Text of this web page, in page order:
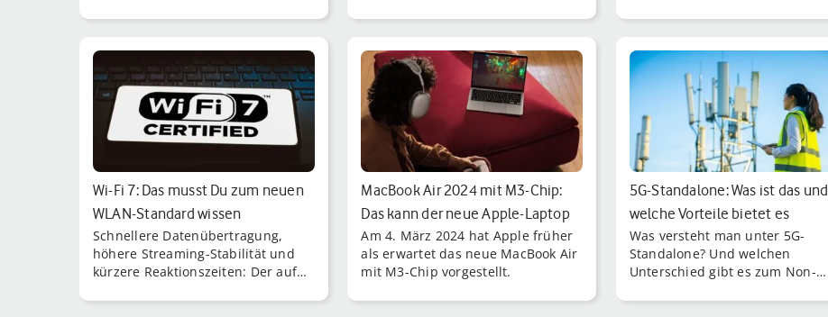
Wi-Fi 7: Das musst Du zum neuen
WLAN-Standard wissen
Schnellere Datenübertragung,
höhere Streaming-Stabilität und
kürzere Reaktionszeiten: Der auf
MacBook Air 2024 mit M3-Chip:
Das kann der neue Apple-Laptop
Am 4. März 2024 hat Apple früher
als erwartet das neue MacBook Air
mit M3-Chip vorgestellt.
5G-Standalone: Was ist das und
welche Vorteile bietet es
gegenübe…
Was versteht man unter 5G-
Standalone? Und welchen
Unterschied gibt es zum Non-